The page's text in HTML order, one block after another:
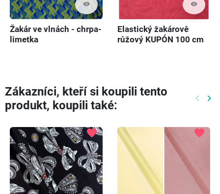
visibility
Žakár ve vlnách - chrpa-
limetka
visibility
Elastický žakárově
růžový KUPÓN 100 cm
Zákazníci, kteří si koupili tento
produkt, koupili také:
keyboard_arrow_left keyboard_arrow_right
favorite favorite